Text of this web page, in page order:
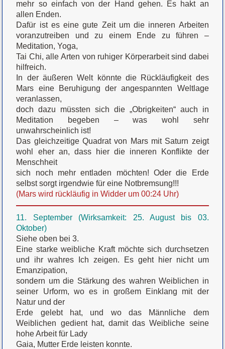
mehr so einfach von der Hand gehen. Es hakt an
allen Enden.
Dafür ist es eine gute Zeit um die inneren Arbeiten
voranzutreiben und zu einem Ende zu führen –
Meditation, Yoga,
Tai Chi, alle Arten von ruhiger Körperarbeit sind dabei
hilfreich.
In der äußeren Welt könnte die Rückläufigkeit des
Mars eine Beruhigung der angespannten Weltlage
veranlassen,
doch dazu müssten sich die „Obrigkeiten“ auch in
Meditation begeben – was wohl sehr
unwahrscheinlich ist!
Das gleichzeitige Quadrat von Mars mit Saturn zeigt
wohl eher an, dass hier die inneren Konflikte der
Menschheit
sich noch mehr entladen möchten! Oder die Erde
selbst sorgt irgendwie für eine Notbremsung!!!
(Mars wird rückläufig in Widder um 00:24 Uhr)
11. September (Wirksamkeit: 25. August bis 03.
Oktober)
Siehe oben bei 3.
Eine starke weibliche Kraft möchte sich durchsetzen
und ihr wahres Ich zeigen. Es geht hier nicht um
Emanzipation,
sondern um die Stärkung des wahren Weiblichen in
seiner Urform, wo es in großem Einklang mit der
Natur und der
Erde gelebt hat, und wo das Männliche dem
Weiblichen gedient hat, damit das Weibliche seine
hohe Arbeit für Lady
Gaia, Mutter Erde leisten konnte.